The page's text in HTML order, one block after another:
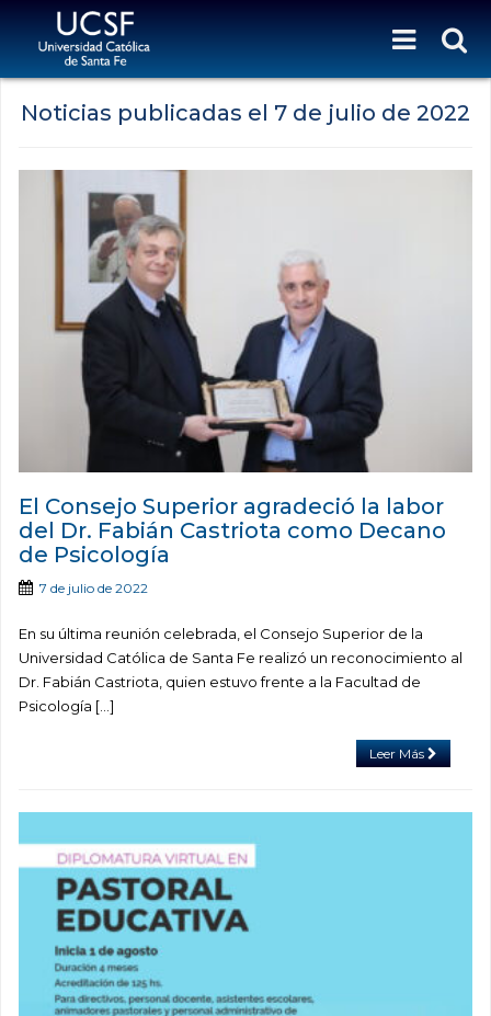
Noticias publicadas el 7 de julio de 2022
El Consejo Superior agradeció la labor
del Dr. Fabián Castriota como Decano
de Psicología
7 de julio de 2022
En su última reunión celebrada, el Consejo Superior de la
Universidad Católica de Santa Fe realizó un reconocimiento al
Dr. Fabián Castriota, quien estuvo frente a la Facultad de
Psicología […]
Leer Más